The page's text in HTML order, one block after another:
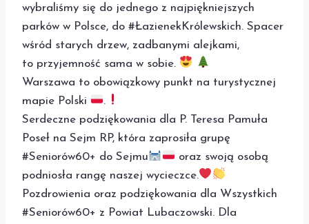
wybraliśmy się do jednego z najpiękniejszych
parków w Polsce, do #ŁazienekKrólewskich. Spacer
wśród starych drzew, zadbanymi alejkami,
to przyjemność sama w sobie.
Warszawa to obowiązkowy punkt na turystycznej
mapie Polski
.
Serdeczne podziękowania dla P. Teresa Pamuła
Poseł na Sejm RP, która zaprosiła grupę
#Seniorów60+ do Sejmu
oraz swoją osobą
podniosła rangę naszej wycieczce.
Pozdrowienia oraz podziękowania dla Wszystkich
#Seniorów60+ z Powiat Lubaczowski. Dla